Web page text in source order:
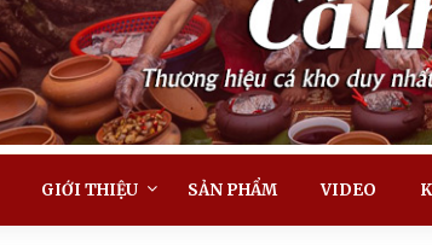
GIỚI THIỆU SẢN PHẨM VIDEO